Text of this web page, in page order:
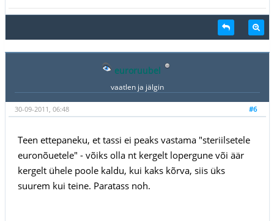
euroruubel
vaatlen ja jälgin
#6
30-09-2011, 06:48
Teen ettepaneku, et tassi ei peaks vastama "steriilsetele
euronõuetele" - võiks olla nt kergelt lopergune või äär
kergelt ühele poole kaldu, kui kaks kõrva, siis üks
suurem kui teine. Paratass noh.